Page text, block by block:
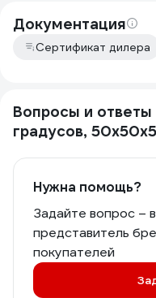
Документация
Сертификат дилера
Вопросы и
градусов,
Нужна помощь?
Задайте вопрос –
представитель
покупателей